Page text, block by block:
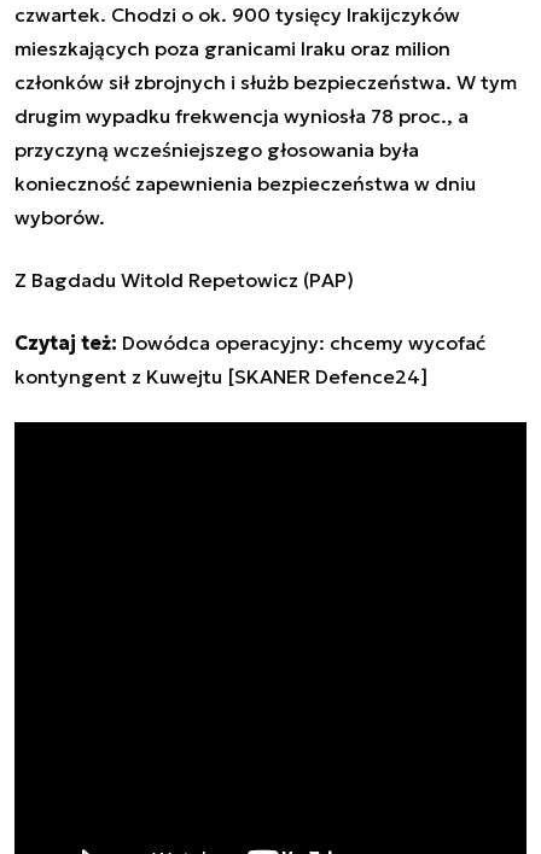
czwartek. Chodzi o ok. 900 tysięcy Irakijczyków
mieszkających poza granicami Iraku oraz milion
członków sił zbrojnych i służb bezpieczeństwa. W tym
drugim wypadku frekwencja wyniosła 78 proc., a
przyczyną wcześniejszego głosowania była
konieczność zapewnienia bezpieczeństwa w dniu
wyborów.
Z Bagdadu Witold Repetowicz (PAP)
Czytaj też: Dowódca operacyjny: chcemy wycofać
kontyngent z Kuwejtu [SKANER Defence24]